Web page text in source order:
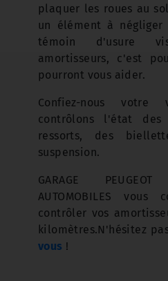
plaquer les roues au
un élément à négliger
témoin d'usure
amortisseurs, c'est
pourront vous aider.
Confiez-nous
contrôlons l'état des
ressorts, des
suspension.
GARAGE
AUTOMOBILES
contrôler vos
kilomètres.N'hésitez
vous !